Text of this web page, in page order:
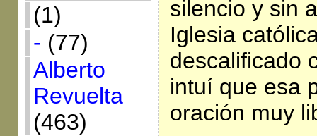
(1)
- (77)
Alberto
Revuelta
(463)
silencio y sin
Iglesia
descalificado
intuí que esa
oración muy